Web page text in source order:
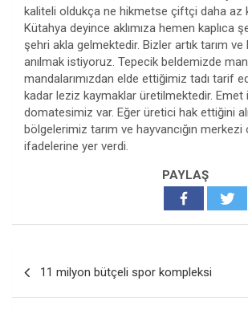
kaliteli oldukça ne hikmetse çiftçi daha az
Kütahya deyince aklımıza hemen kaplıca
şehri akla gelmektedir. Bizler artık tarım ve
anılmak istiyoruz. Tepecik beldemizde
mandalarımızdan elde ettiğimiz tadı tarif
kadar leziz kaymaklar üretilmektedir.
domatesimiz var. Eğer üretici hak ettiğini
bölgelerimiz tarım ve hayvancığın merkezi
ifadelerine yer verdi.
PAYLAŞ
gezinmesi
11 milyon bütçeli spor kompleksi